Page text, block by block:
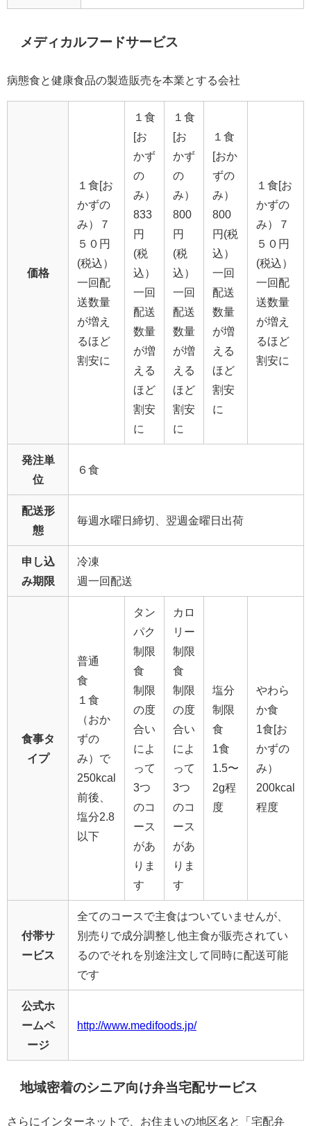
メディカルフードサービス
病態食と健康食品の製造販売を本業とする会社
価格
１食[お
かずの
み）７
５０円
(税込）
一回配
送数量
が増え
るほど
割安に
１食
[お
かず
の
み）
833
円
(税
込）
一回
配送
数量
が増
える
ほど
割安
に
１食
[お
かず
の
み）
800
円
(税
込）
一回
配送
数量
が増
える
ほど
割安
に
１食
[おか
ずの
み）
800
円(税
込）
一回
配送
数量
が増
える
ほど
割安
に
１食[お
かずの
み）７
５０円
(税込）
一回配
送数量
が増え
るほど
割安に
発注単
位
６食
配送形
態
毎週水曜日締切、翌週金曜日出荷
申し込
み期限
冷凍
週一回配送
食事タ
イプ
普通
食
１食
（おか
ずの
み）で
250kcal
前後、
塩分2.8
以下
タン
パク
制限
食
制限
の度
合い
によ
って
3つ
のコ
ース
があ
りま
す
カロ
リー
制限
食
制限
の度
合い
によ
って
3つ
のコ
ース
があ
りま
す
塩分
制限
食
1食
1.5〜
2g程
度
やわら
か食
1食[お
かずの
み）
200kcal
程度
付帯サ
ービス
全てのコースで主食はついていませんが、
別売りで成分調整し他主食が販売されてい
るのでそれを別途注文して同時に配送可能
です
公式ホ
ームペ
ージ
http://www.medifoods.jp/
地域密着のシニア向け弁当宅配サービス
さらにインターネットで、お住まいの地区名と「宅配弁